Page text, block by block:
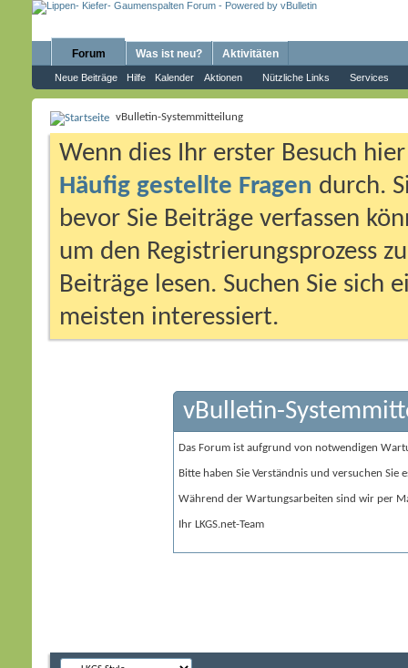
Forum
Neue Beiträge Hilfe Kalender Aktionen Nützliche Links Services
Was ist neu? Aktivitäten
vBulletin-Systemmitteilung
Wenn dies Ihr erster Besuch
Häufig gestellte Fragen durch.
bevor Sie Beiträge verfassen
um den Registrierungsprozess
Beiträge lesen. Suchen Sie sich
meisten interessiert.
vBulletin-
Das Forum ist aufgrund von notwendigen
Bitte haben Sie Verständnis und versuchen Sie
Während der Wartungsarbeiten sind wir per
Ihr LKGS.net-Team